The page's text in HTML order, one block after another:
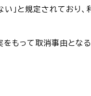
」と規定されており、
をもって取消事由とな